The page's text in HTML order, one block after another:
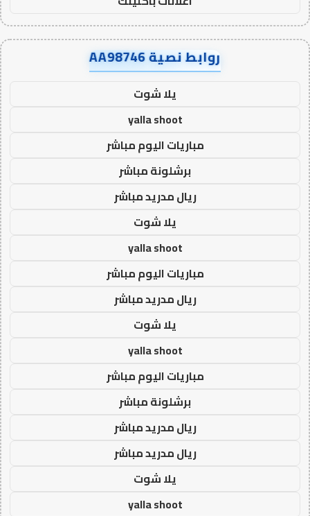
روابط نصية AA98746
يلا شوت
yalla shoot
مباريات اليوم مباشر
برشلونة مباشر
ريال مدريد مباشر
يلا شوت
yalla shoot
مباريات اليوم مباشر
ريال مدريد مباشر
يلا شوت
yalla shoot
مباريات اليوم مباشر
برشلونة مباشر
ريال مدريد مباشر
ريال مدريد مباشر
يلا شوت
yalla shoot